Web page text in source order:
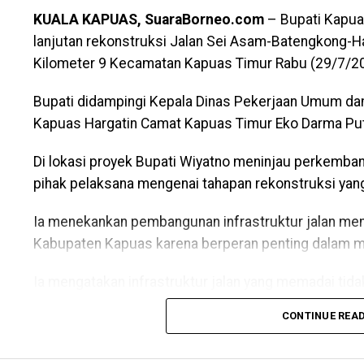
mendatang. (Ujg/SB)
Views: 30
Bagikan ke
WhatsApp Facebook
KUALA KAPUAS, SuaraBorneo.com – Bupati
lanjutan rekonstruksi Jalan Sei Asam-Batengkong-
Kilometer 9 Kecamatan Kapuas Timur Rabu (29/7/
Bupati didampingi Kepala Dinas Pekerjaan Umum
Kapuas Hargatin Camat Kapuas Timur Eko Darma
Di lokasi proyek Bupati Wiyatno meninjau
pihak pelaksana mengenai tahapan rekonstruksi
Ia menekankan pembangunan infrastruktur jalan
Kabupaten Kapuas karena berperan penting dalam
masyarakat tetapi juga mendukung aktivitas
CONTINUE